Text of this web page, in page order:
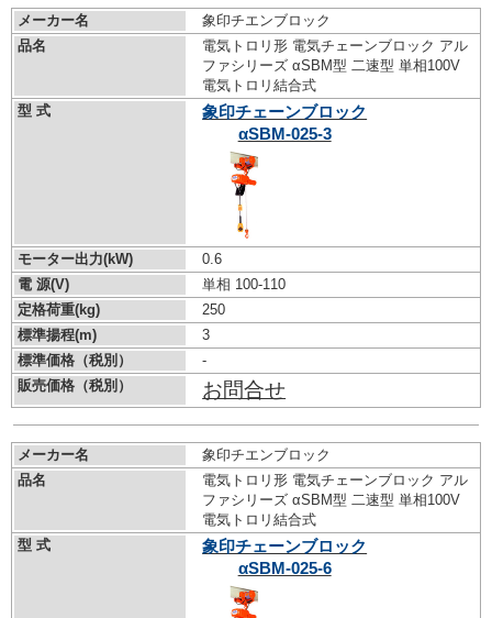
メーカー名
象印チエンブロック
品名
電気トロリ形 電気チェーンブロック アル
ファシリーズ αSBM型 二速型 単相100V
電気トロリ結合式
型 式
象印チェーンブロック
αSBM-025-3
モーター出力(kW)
0.6
電 源(V)
単相 100-110
定格荷重(kg)
250
標準揚程(m)
3
標準価格（税別）
-
販売価格（税別）
お問合せ
メーカー名
象印チエンブロック
品名
電気トロリ形 電気チェーンブロック アル
ファシリーズ αSBM型 二速型 単相100V
電気トロリ結合式
型 式
象印チェーンブロック
αSBM-025-6